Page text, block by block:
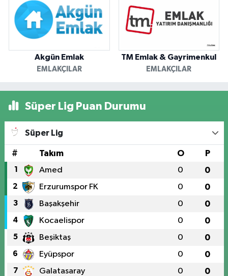
Akgün Emlak
EMLAKÇILAR
TM Emlak & Gayrimenkul
EMLAKÇILAR
Süper Lig Puan Durumu
Süper Lig
# Takım O P
1 Amed 0 0
2 Erzurumspor FK 0 0
3 Başakşehir 0 0
4 Kocaelispor 0 0
5 Beşiktaş 0 0
6 Eyüpspor 0 0
7 Galatasaray 0 0